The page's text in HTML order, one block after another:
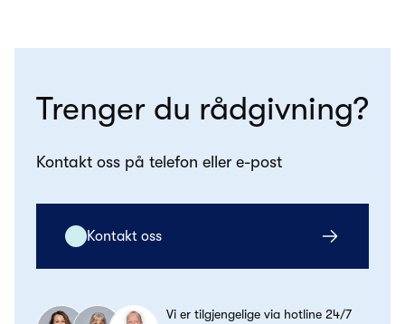
Trenger du rådgivning?
Kontakt oss på telefon eller e-post
Kontakt oss
Vi er tilgjengelige via hotline 24/7